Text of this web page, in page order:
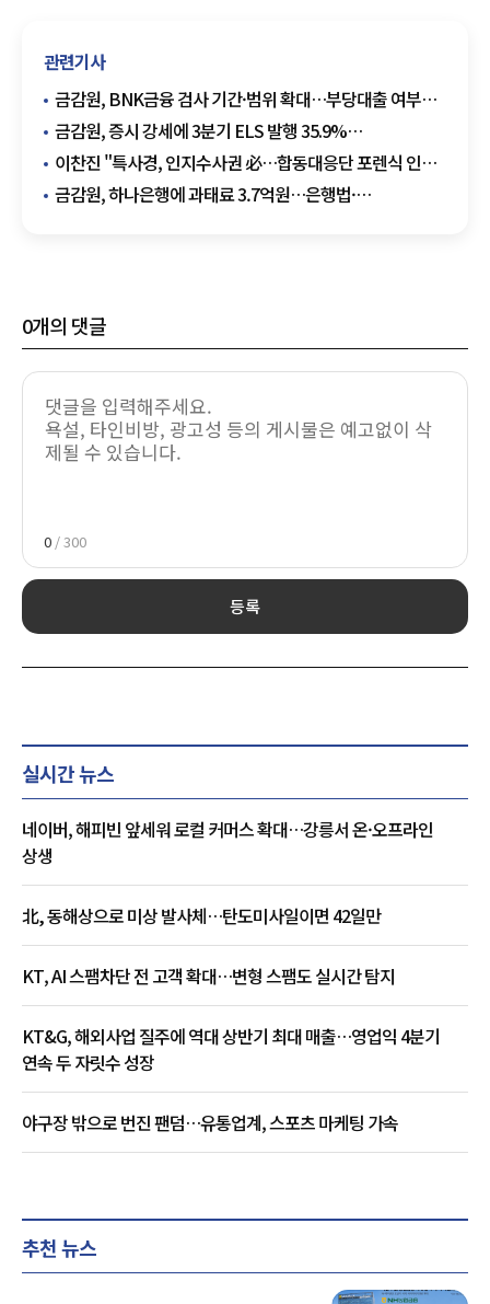
관련기사
금감원, BNK금융 검사 기간·범위 확대…부당대출 여부
점검
금감원, 증시 강세에 3분기 ELS 발행 35.9%
늘어…"변동성 리스크 점검"
이찬진 "특사경, 인지수사권 必…합동대응단 포렌식 인력
확충"
금감원, 하나은행에 과태료 3.7억원…은행법·
0개의 댓글
0 / 300
등록
실시간 뉴스
네이버, 해피빈 앞세워 로컬 커머스 확대…강릉서 온·오프라인
상생
北, 동해상으로 미상 발사체…탄도미사일이면 42일만
KT, AI 스팸차단 전 고객 확대…변형 스팸도 실시간 탐지
KT&G, 해외사업 질주에 역대 상반기 최대 매출…영업익 4분기
연속 두 자릿수 성장
야구장 밖으로 번진 팬덤…유통업계, 스포츠 마케팅 가속
추천 뉴스